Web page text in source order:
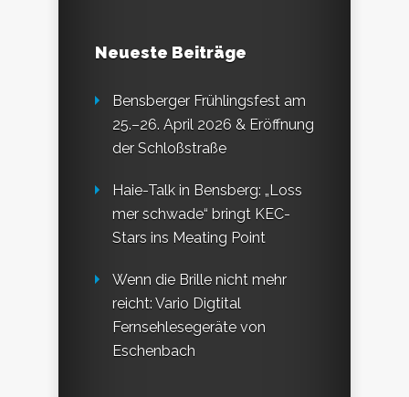
Neueste Beiträge
Bensberger Frühlingsfest am
25.–26. April 2026 & Eröffnung
der Schloßstraße
Haie-Talk in Bensberg: „Loss
mer schwade“ bringt KEC-
Stars ins Meating Point
Wenn die Brille nicht mehr
reicht: Vario Digtital
Fernsehlesegeräte von
Eschenbach